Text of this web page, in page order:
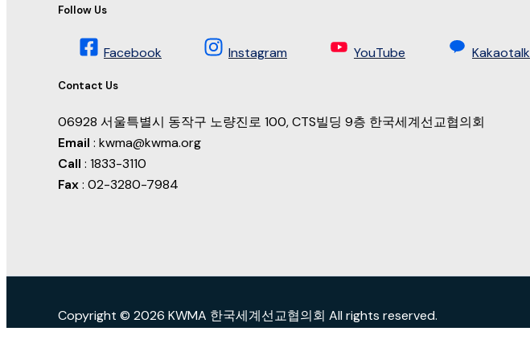
Follow Us
Facebook Instagram YouTube Kakaotalk
Contact Us
06928 서울특별시 동작구 노량진로 100, CTS빌딩 9층 한국세계선교협의회
Email : kwma@kwma.org
Call : 1833-3110
Fax: 02-3280-7984
Copyright © 2026 KWMA 한국세계선교협의회 All rights reserved.